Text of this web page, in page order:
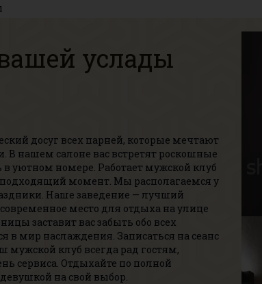
услады
досуг всех парней, которые мечтают
нашем салоне вас встретят роскошные
уютном номере. Работает мужской клуб
момент. Мы располагаемся у
Наше заведение — лучший
место для отдыха на улице
заставит вас забыть обо всех
в мир наслаждения. Записаться на сеанс
мужской клуб всегда рад гостям,
сервиса. Отдыхайте по полной
на свой выбор.